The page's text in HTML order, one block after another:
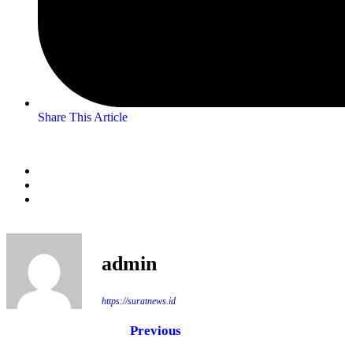
Share This Article
admin
https://suratnews.id
Previous